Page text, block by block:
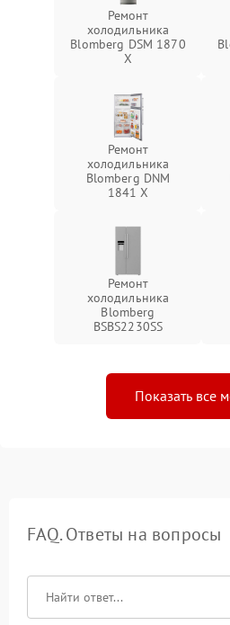
Ремонт
холодильника
Blomberg DSM 1870
X
Ремонт
холодильника
Blomberg DNM
1841 X
Ремонт
холодильника
Blomberg
BSBS2230SS
Показать все
FAQ. Ответы на вопросы